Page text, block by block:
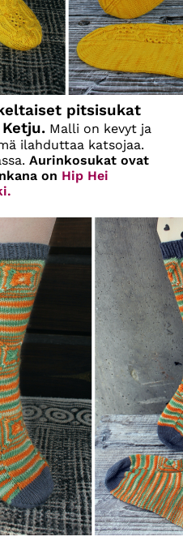
pitsisukat
Malli on kevyt ja
ilahduttaa katsojaa.
Aurinkosukat ovat
on Hip Hei